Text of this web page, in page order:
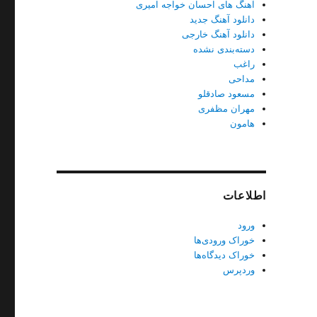
آهنگ های احسان خواجه امیری
دانلود آهنگ جدید
دانلود آهنگ خارجی
دسته‌بندی نشده
راغب
مداحی
مسعود صادقلو
مهران مظفری
هامون
اطلاعات
ورود
خوراک ورودی‌ها
خوراک دیدگاه‌ها
وردپرس